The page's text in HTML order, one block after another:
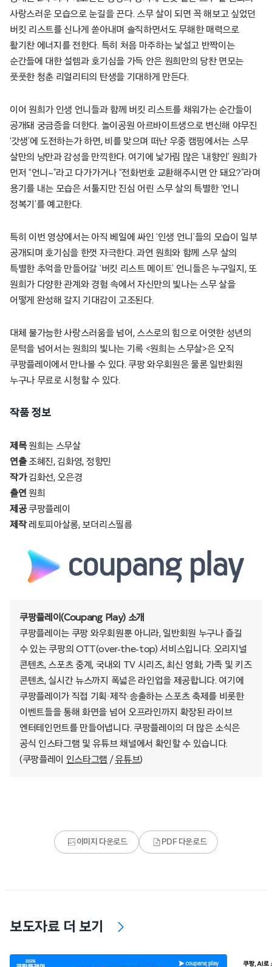
사랑스러운 모습으로 눈길을 끈다. 스무 살이 되면 꼭 해보고 싶었던
버킷 리스트를 신나게 쏟아내며 솔직하면서도 무해한 매력으로
활기찬 에너지를 전한다. 특히 처음 마주하는 낯설고 반짝이는
순간들에 대한 설렘과 호기심을 가득 안은 원희만의 당찬 면모는
풋풋한 청춘 리얼리티의 탄생을 기대하게 만든다.
이어 원희가 인생 언니들과 함께 버킷 리스트를 채워가는 순간들이
공개돼 궁금증을 더한다. 놀이공원 아르바이트생으로 변신해 야무진
‘갓생’에 도전하는가 하면, 비를 맞으며 떠난 우중 캠핑에서는 스무
살만의 낭만과 감성을 만끽한다. 여기에 낯가림 많은 ‘내향인’ 원희가
먼저 “언니~”라고 다가가거나 “전화번호 교환해주시면 안 돼요?”라며
용기를 내는 모습은 서툴지만 진심 어린 스무 살의 특별한 ‘언니
정복기’를 예고한다.
특히 이번 영상에서는 아직 베일에 싸인 ‘인생 언니’들의 모습이 일부
공개되며 호기심을 한껏 자극한다. 과연 원희와 함께 스무 살의
특별한 추억을 만들어갈 ‘버킷 리스트 메이트’ 언니들은 누구일지, 또
원희가 다양한 관계와 경험 속에서 자신만의 빛나는 스무 살을
어떻게 완성해 갈지 기대감이 고조된다.
대체 불가능한 사랑스러움을 넘어, 스스로의 힘으로 어엿한 성년의
문턱을 넘어서는 원희의 빛나는 기록 <원희는 스무살>은 오직
쿠팡플레이에서 만나볼 수 있다. 쿠팡 와우회원은 물론 일반회원
누구나 무료로 시청할 수 있다.
작품 정보
제목원희는 스무살
연출조혜진, 김화영, 정향민
작가김화선, 오은경
출연 원희
제공쿠팡플레이
제작레토피아살롱, 보더리스필름
쿠팡플레이(Coupang Play) 소개
쿠팡플레이는 쿠팡 와우회원뿐 아니라, 일반회원 누구나 즐길
수 있는 쿠팡의 OTT(over-the-top) 서비스입니다. 오리지널
콘텐츠, 스포츠 중계, 국내외 TV 시리즈, 최신 영화, 가족 및 키즈
콘텐츠, 실시간 뉴스까지 폭넓은 라인업을 제공합니다. 여기에
쿠팡플레이가 직접 기획·제작·송출하는 스포츠 축제를 비롯한
이벤트들을 통해 화면을 넘어 오프라인까지 확장된 라이브
엔터테인먼트를 만들어냅니다. 쿠팡플레이의 더 많은 소식은
공식 인스타그램 및 유튜브 채널에서 확인할 수 있습니다.
(쿠팡플레이 인스타그램 /유튜브)
이미지 다운로드 PDF 다운로드
보도자료 더 보기